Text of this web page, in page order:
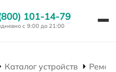
101-14-79
с 9:00 до 21:00
Каталог устройств